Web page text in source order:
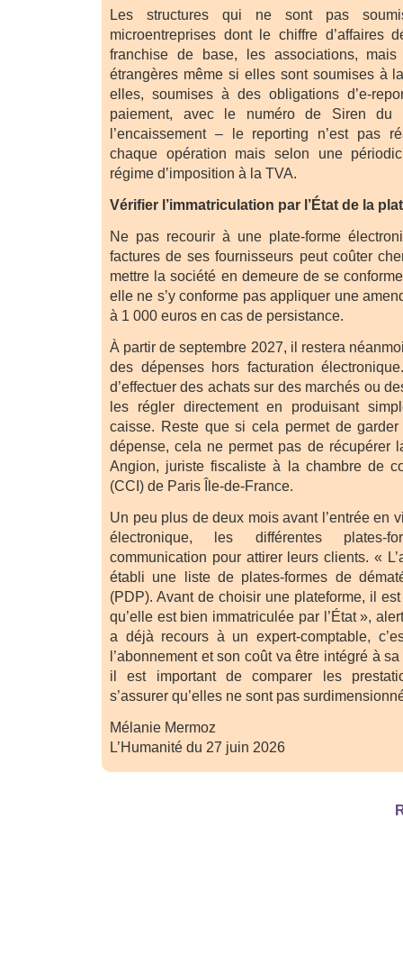
Les structures qui ne sont pas
microentreprises dont le chiffre d’affaires
franchise de base, les associations,
étrangères même si elles sont soumises à
elles, soumises à des obligations d’e-
paiement, avec le numéro de Siren du
l’encaissement – le reporting n’est pas
chaque opération mais selon une
régime d’imposition à la TVA.
Vérifier l’immatriculation par l’État de la
Ne pas recourir à une plate-forme
factures de ses fournisseurs peut coûter
mettre la société en demeure de se
elle ne s’y conforme pas appliquer une
à 1 000 euros en cas de persistance.
À partir de septembre 2027, il restera
des dépenses hors facturation
d’effectuer des achats sur des marchés ou
les régler directement en produisant
caisse. Reste que si cela permet de
dépense, cela ne permet pas de récupérer
Angion, juriste fiscaliste à la chambre de
(CCI) de Paris Île-de-France.
Un peu plus de deux mois avant l’entrée en
électronique, les différentes plates-
communication pour attirer leurs clients. «
établi une liste de plates-formes de
(PDP). Avant de choisir une plateforme, il
qu’elle est bien immatriculée par l’État »,
a déjà recours à un expert-comptable,
l’abonnement et son coût va être intégré à
il est important de comparer les
s’assurer qu’elles ne sont pas
Mélanie Mermoz
L’Humanité du 27 juin 2026